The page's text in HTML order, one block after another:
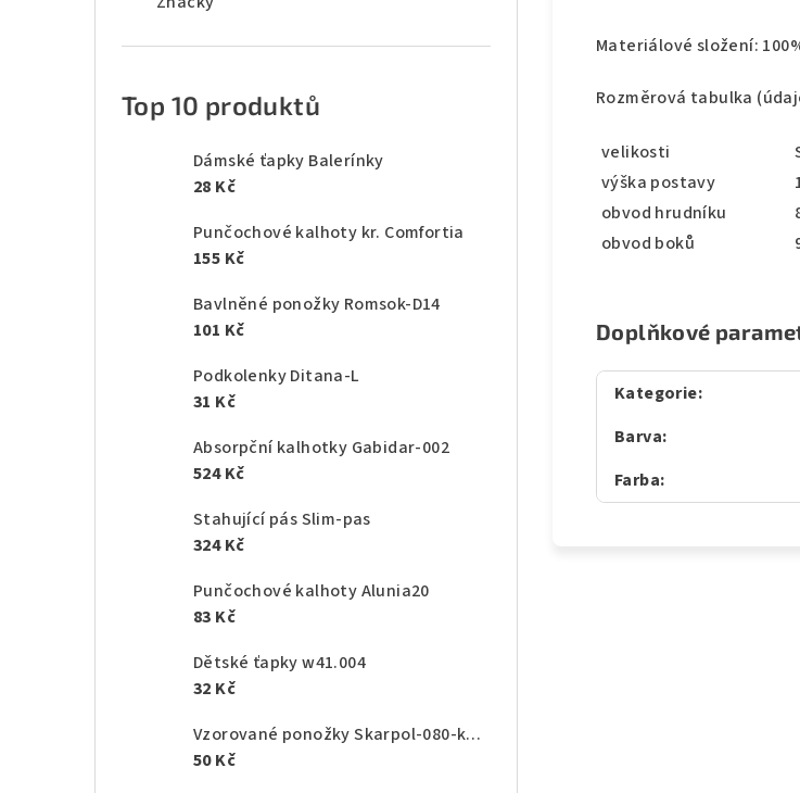
Top 10 produktů
Dámské ťapky Balerínky
28 Kč
Punčochové kalhoty kr. Comfortia
155 Kč
Bavlněné ponožky Romsok-D14
101 Kč
Podkolenky Ditana-L
31 Kč
Absorpční kalhotky Gabidar-002
524 Kč
Stahující pás Slim-pas
324 Kč
Punčochové kalhoty Alunia20
83 Kč
Dětské ťapky w41.004
32 Kč
Vzorované ponožky Skarpol-080-kaktus
50 Kč
Materiálové složení:
Rozměrová tabulka
velikosti
výška postavy
obvod hrudníku
obvod boků
Doplňkové
Kategorie:
Barva:
Farba: